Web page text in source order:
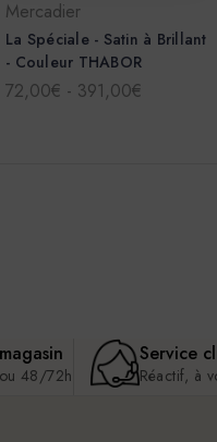
Mercadier
La Spéciale - Satin à Brillant
- Couleur THABOR
72,00€ - 391,00€
48/72h
Service
Réactif, à